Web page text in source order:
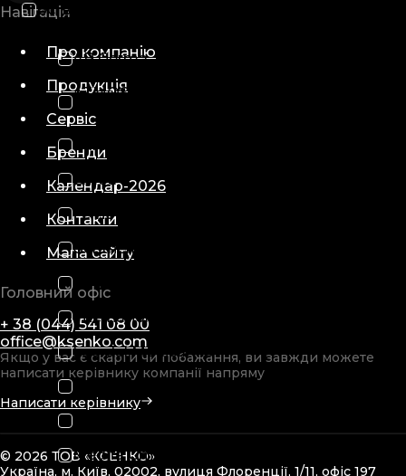
Всі виробники
AB Germa
ATMOS MedizinTechnik GmbH
& Co. KG
Barco Inc.
Emed
Ferno
Gentherm
Hamilton
International Biomedical
Laerdal Medical AS
Löwenstein
Medifa GmbH
Навігація
Про компанію
Продукція
Сервіс
Бренди
Календар-2026
Контакти
Мапа сайту
Головний офіс
+ 38 (044) 541 08 00
office@ksenko.com
Якщо у вас є скарги чи побажання, ви завжди можете
написати керівнику компанії напряму
Написати керівнику
© 2026 ТОВ «КСЕНКО»
Україна, м. Київ, 02002, вулиця Флоренції, 1/11, офіс 197